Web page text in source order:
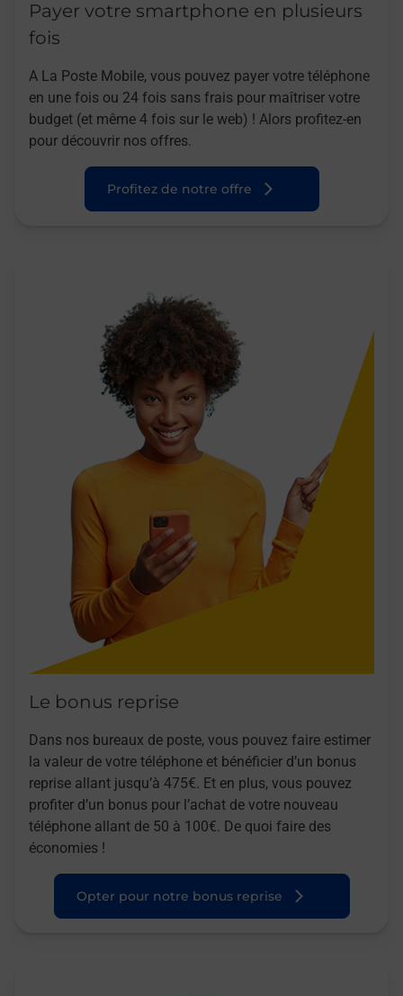
Payer votre smartphone en plusieurs
fois
A La Poste Mobile, vous pouvez payer votre téléphone
en une fois ou 24 fois sans frais pour maîtriser votre
budget (et même 4 fois sur le web) ! Alors profitez-en
pour découvrir nos offres.
Profitez de notre offre
Le bonus reprise
Dans nos bureaux de poste, vous pouvez faire estimer
la valeur de votre téléphone et bénéficier d’un bonus
reprise allant jusqu’à 475€. Et en plus, vous pouvez
profiter d’un bonus pour l’achat de votre nouveau
téléphone allant de 50 à 100€. De quoi faire des
économies !
Opter pour notre bonus reprise